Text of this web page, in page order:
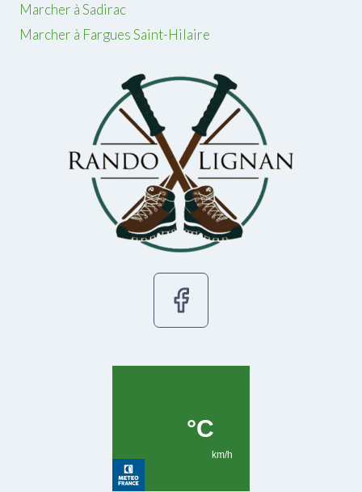
Marcher à Sadirac
Marcher à Fargues Saint-Hilaire